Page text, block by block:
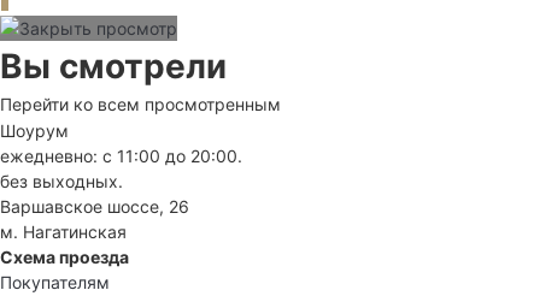
Вы смотрели
Перейти ко всем просмотренным
Шоурум
ежедневно: с 11:00 до 20:00.
без выходных.
Варшавское шоссе, 26
м. Нагатинская
Схема проезда
Покупателям